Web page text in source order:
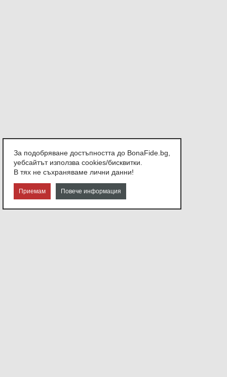
За подобряване достъпността до BonaFide.bg,
уебсайтът използва cookies/бисквитки.
В тях не съхраняваме лични данни!
Приемам Повече информация